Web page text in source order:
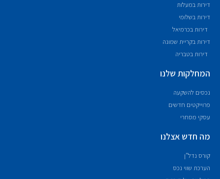
דירות במעלות
דירות בשלומי
דירות בכרמיאל
דירות בקריית שמונה
דירות בטבריה
המחלקות שלנו
נכסים להשקעה
פרוייקטים חדשים
עסקי מסחרי
מה חדש אצלנו
קורס נדל"ן
הערכת שווי נכס